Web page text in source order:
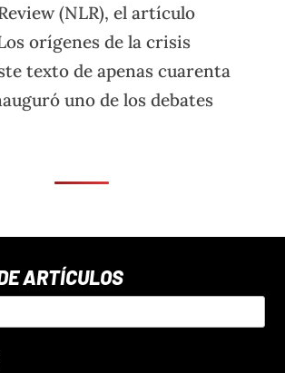
(NLR), el artículo
orígenes de la crisis
texto de apenas cuarenta
uno de los debates
ARTÍCULOS